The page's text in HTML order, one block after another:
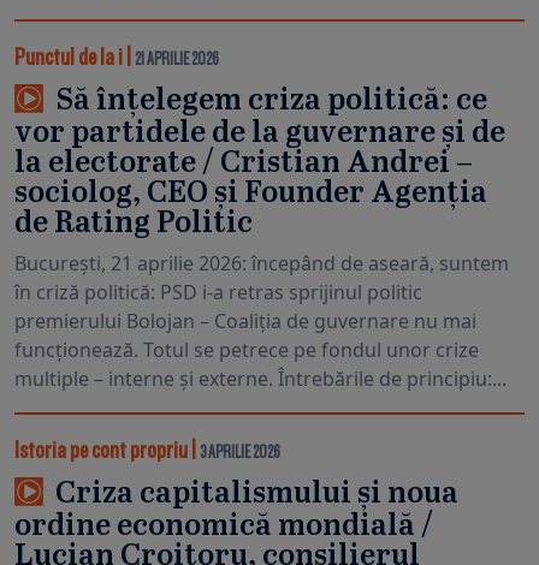
Punctul de la i 21 APRILIE 2026
Să înțelegem criza politică: ce
vor partidele de la guvernare și de
la electorate / Cristian Andrei –
sociolog, CEO și Founder Agenția
de Rating Politic
București, 21 aprilie 2026: începând de aseară, suntem
în criză politică: PSD i-a retras sprijinul politic
premierului Bolojan – Coaliția de guvernare nu mai
funcționează. Totul se petrece pe fondul unor crize
multiple – interne și externe. Întrebările de principiu:...
Istoria pe cont propriu 3 APRILIE 2026
Criza capitalismului și noua
ordine economică mondială /
Lucian Croitoru, consilierul